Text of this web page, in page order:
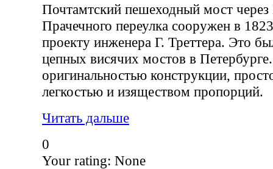
Почтамтский пешеходный мост
Прачечного переулка сооружен в
проекту инженера Г. Треттера. Это
цепных висячих мостов в
оригинальностью конструкции,
легкостью и изяществом пропорций.
Читать дальше
0
Your rating: None